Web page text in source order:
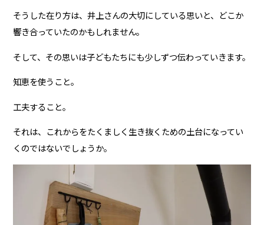
そうした在り方は、井上さんの大切にしている思いと、どこか
響き合っていたのかもしれません。
そして、その思いは子どもたちにも少しずつ伝わっていきます。
知恵を使うこと。
工夫すること。
それは、これからをたくましく生き抜くための土台になってい
くのではないでしょうか。